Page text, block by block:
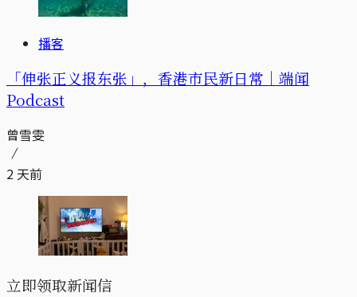
播客
「伸张正义报东张」，香港市民新日常｜端闻
Podcast
曾雪雯
2 天前
立即领取新闻信